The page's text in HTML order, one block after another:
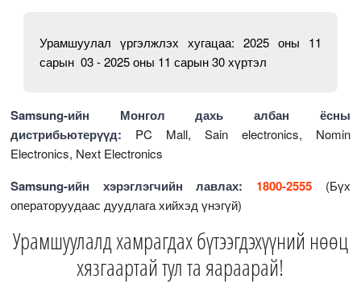
Урамшуулал үргэлжлэх хугацаа: 2025 оны 11
сарын 03 - 2025 оны 11 сарын 30 хүртэл
Samsung-ийн Монгол дахь албан ёсны
дистрибьютерүүд: PC Mall, Sain electronics, Nomin
Electronics, Next Electronics
Samsung-ийн хэрэглэгчийн лавлах: 1800-2555 (Бүх
операторуудаас дуудлага хийхэд үнэгүй)
Урамшуулалд хамрагдах бүтээгдэхүүний нөөц
хязгаартай тул та яараарай!